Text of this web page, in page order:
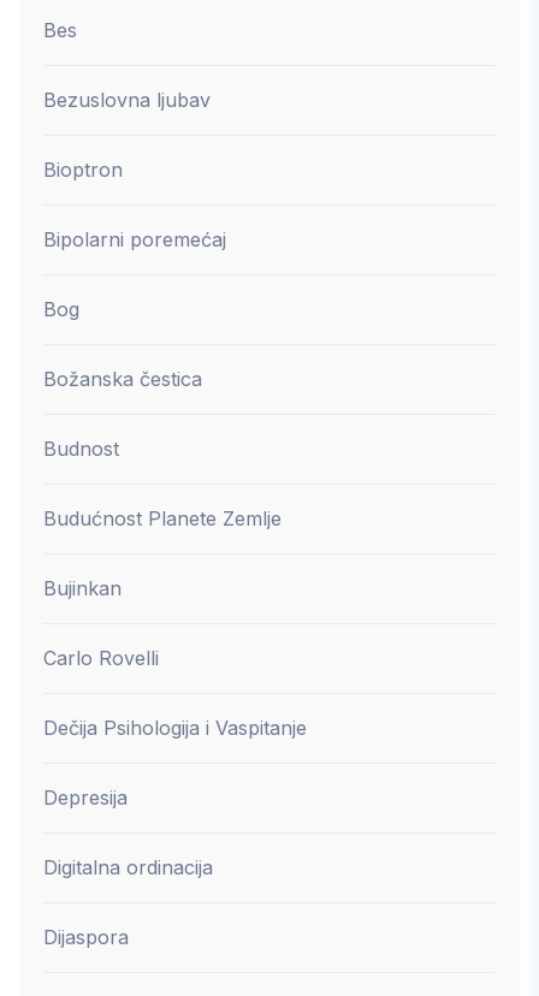
Bes
Bezuslovna ljubav
Bioptron
Bipolarni poremećaj
Bog
Božanska čestica
Budnost
Budućnost Planete Zemlje
Bujinkan
Carlo Rovelli
Dečija Psihologija i Vaspitanje
Depresija
Digitalna ordinacija
Dijaspora